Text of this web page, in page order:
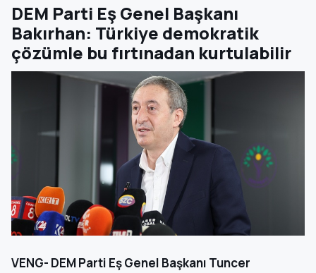
DEM Parti Eş Genel Başkanı
Bakırhan: Türkiye demokratik
çözümle bu fırtınadan kurtulabilir
VENG- DEM Parti Eş Genel Başkanı Tuncer